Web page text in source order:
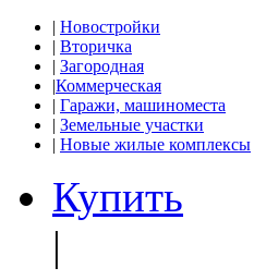
| Новостройки
| Вторичка
| Загородная
|Коммерческая
| Гаражи, машиноместа
| Земельные участки
| Новые жилые комплексы
Купить
|